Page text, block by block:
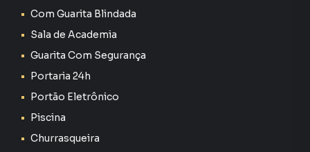
Com Guarita Blindada
Sala de Academia
Guarita Com Segurança
Portaria 24h
Portão Eletrônico
Piscina
Churrasqueira